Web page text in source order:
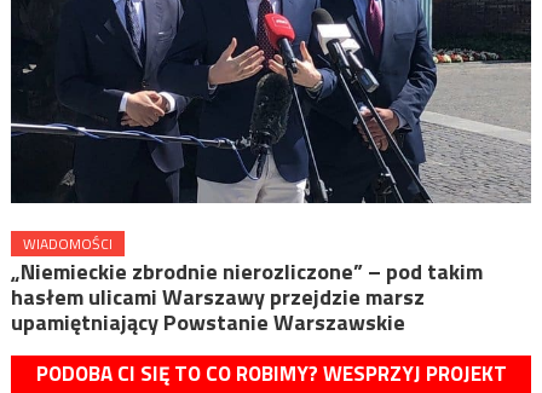
WIADOMOŚCI
„Niemieckie zbrodnie nierozliczone” – pod takim
hasłem ulicami Warszawy przejdzie marsz
upamiętniający Powstanie Warszawskie
PODOBA CI SIĘ TO CO ROBIMY? WESPRZYJ PROJEKT